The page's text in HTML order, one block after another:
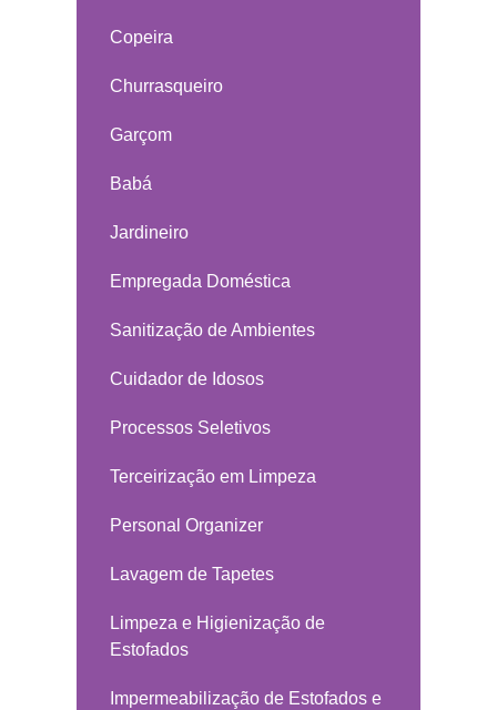
Copeira
Churrasqueiro
Garçom
Babá
Jardineiro
Empregada Doméstica
Sanitização de Ambientes
Cuidador de Idosos
Processos Seletivos
Terceirização em Limpeza
Personal Organizer
Lavagem de Tapetes
Limpeza e Higienização de
Estofados
Impermeabilização de Estofados e